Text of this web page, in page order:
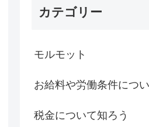
カテゴリー
モルモット
お給料や労働条件につ
税金について知ろう